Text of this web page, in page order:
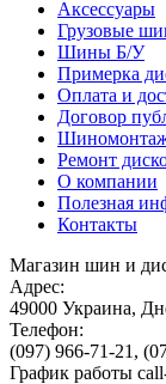
Аксессуары
Грузовые
Шины Б/У
Примерка
Оплата и
Договор
Ремонт
О компании
Полезная
Контакты
Магазин шин и
Адрес:
49000 Украина,
Телефон:
(097) 966-71-21 ,
График работы